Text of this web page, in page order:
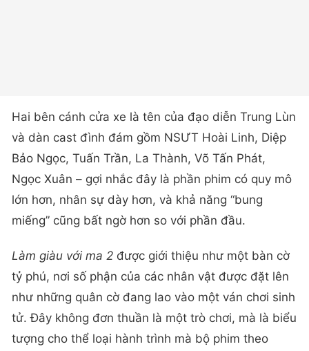
Hai bên cánh cửa xe là tên của đạo diễn Trung Lùn
và dàn cast đình đám gồm NSƯT Hoài Linh, Diệp
Bảo Ngọc, Tuấn Trần, La Thành, Võ Tấn Phát,
Ngọc Xuân – gợi nhắc đây là phần phim có quy mô
lớn hơn, nhân sự dày hơn, và khả năng “bung
miếng” cũng bất ngờ hơn so với phần đầu.
Làm giàu với ma 2 được giới thiệu như một bàn cờ
tỷ phú, nơi số phận của các nhân vật được đặt lên
như những quân cờ đang lao vào một ván chơi sinh
tử. Đây không đơn thuần là một trò chơi, mà là biểu
tượng cho thể loại hành trình mà bộ phim theo